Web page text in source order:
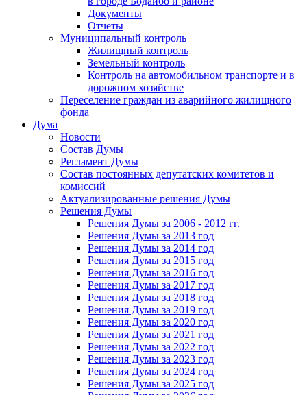
Документы
Отчеты
Муниципальный контроль
Жилищный контроль
Земельный контроль
Контроль на автомобильном транспорте и в
дорожном хозяйстве
Переселение граждан из аварийного жилищного
фонда
Дума
Новости
Состав Думы
Регламент Думы
Состав постоянных депутатских комитетов и
комиссий
Актуализированные решения Думы
Решения Думы
Решения Думы за 2006 - 2012 гг.
Решения Думы за 2013 год
Решения Думы за 2014 год
Решения Думы за 2015 год
Решения Думы за 2016 год
Решения Думы за 2017 год
Решения Думы за 2018 год
Решения Думы за 2019 год
Решения Думы за 2020 год
Решения Думы за 2021 год
Решения Думы за 2022 год
Решения Думы за 2023 год
Решения Думы за 2024 год
Решения Думы за 2025 год